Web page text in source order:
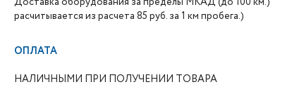
расчитывается из расчета 85 руб. за 1 км пробега.)
ОПЛАТА
НАЛИЧНЫМИ ПРИ ПОЛУЧЕНИИ ТОВАРА